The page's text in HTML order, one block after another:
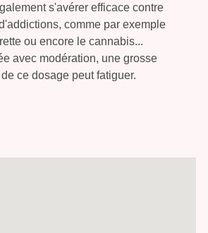
s'avérer efficace contre
comme par exemple
ou encore le cannabis...
avec modération, une grosse
ce dosage peut fatiguer.